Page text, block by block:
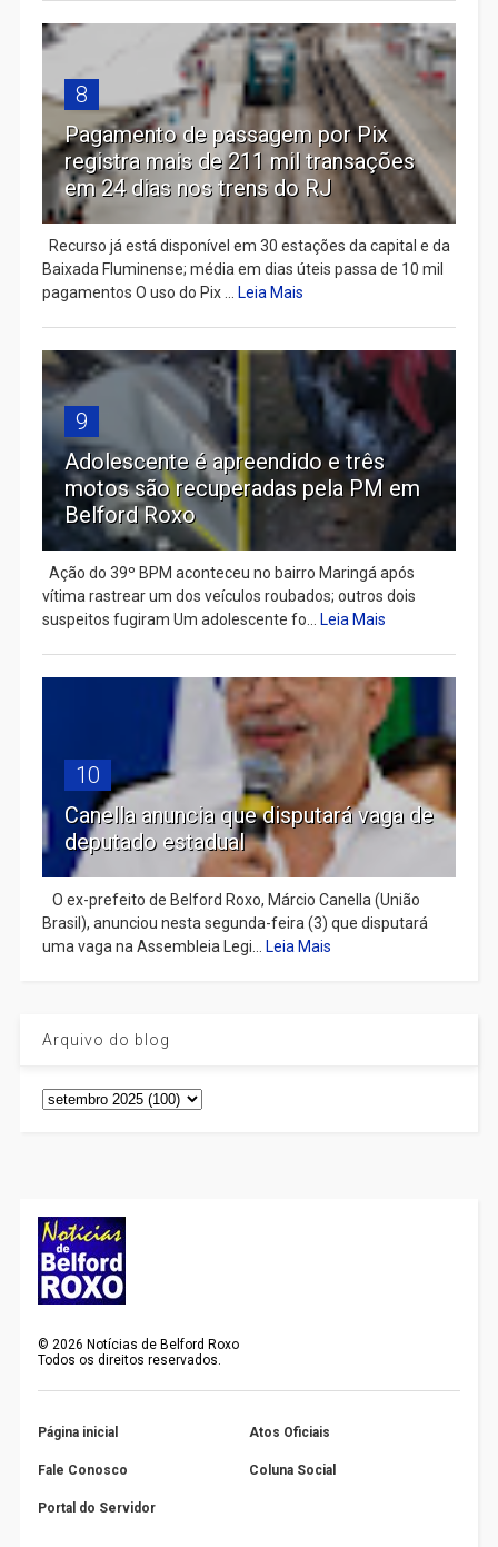
8
Pagamento de passagem por Pix
registra mais de 211 mil transações
em 24 dias nos trens do RJ
Recurso já está disponível em 30 estações da capital e da
Baixada Fluminense; média em dias úteis passa de 10 mil
pagamentos O uso do Pix ...
Leia Mais
9
Adolescente é apreendido e três
motos são recuperadas pela PM em
Belford Roxo
Ação do 39º BPM aconteceu no bairro Maringá após
vítima rastrear um dos veículos roubados; outros dois
suspeitos fugiram Um adolescente fo...
Leia Mais
10
Canella anuncia que disputará vaga de
deputado estadual
​ O ex-prefeito de Belford Roxo, Márcio Canella (União
Brasil), anunciou nesta segunda-feira (3) que disputará
uma vaga na Assembleia Legi...
Leia Mais
Arquivo do blog
©2026 Notícias de Belford Roxo
Todos os direitos reservados.
Página inicial Atos Oficiais
Fale Conosco Coluna Social
Portal do Servidor